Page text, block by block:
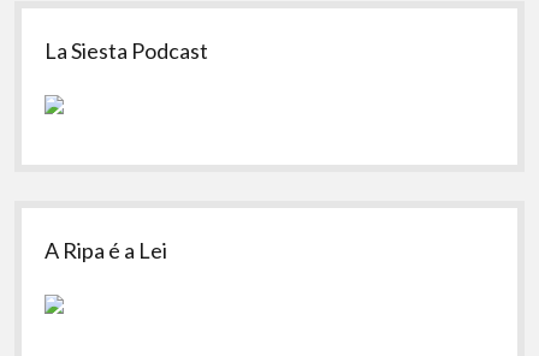
Sidebar
La Siesta Podcast
A Ripa é a Lei